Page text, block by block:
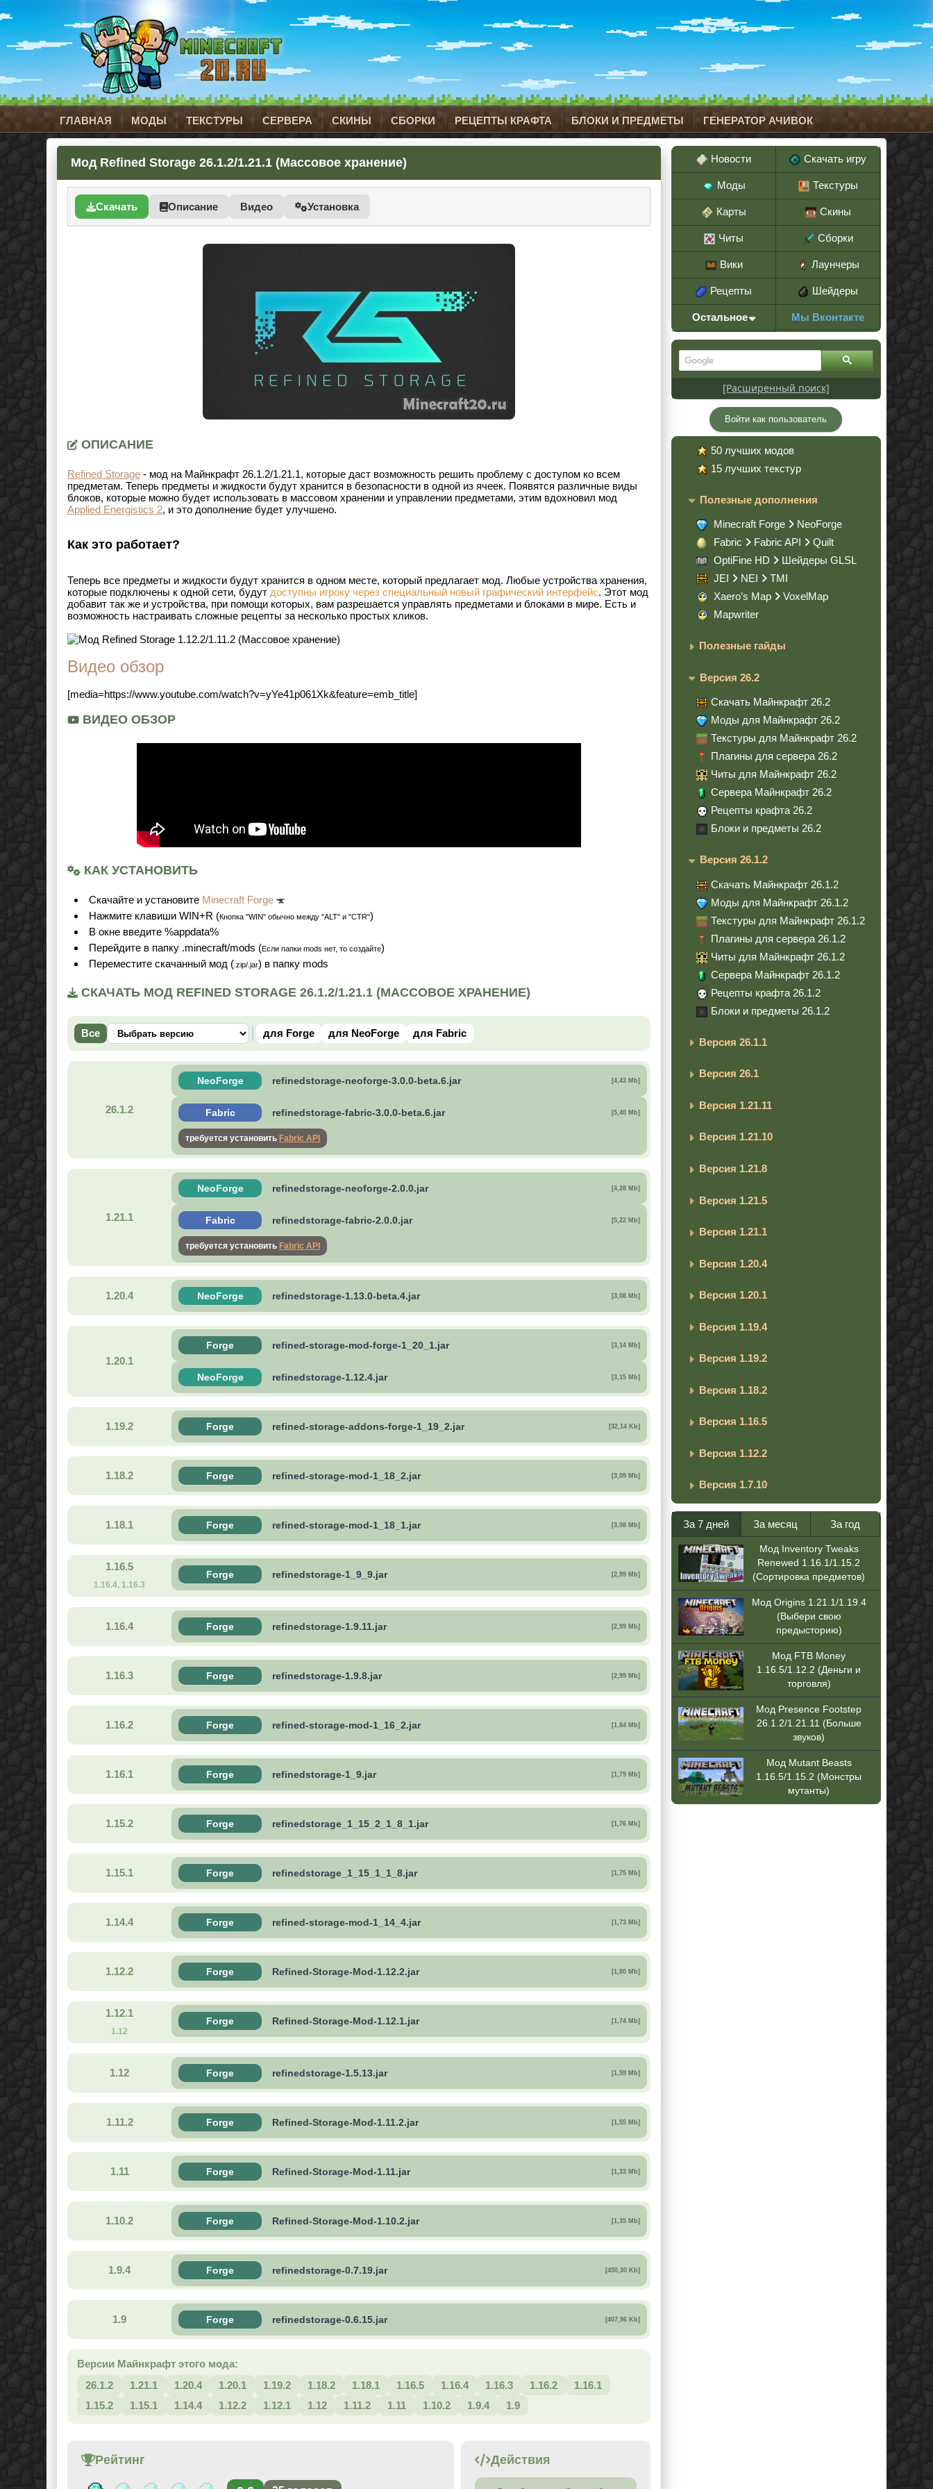
ГЛАВНАЯ МОДЫ ТЕКСТУРЫ СЕРВЕРА СКИНЫ СБОРКИ РЕЦЕПТЫ КРАФТА БЛОКИ И ПРЕДМЕТЫ ГЕНЕРАТОР АЧИВОК
Мод Refined Storage 26.1.2/1.21.1 (Массовое хранение)
Скачать Описание Видео Установка
ОПИСАНИЕ
Refined Storage - мод на Майнкрафт 26.1.2/1.21.1, которые даст возможность решить проблему с доступом ко всем
предметам. Теперь предметы и жидкости будут хранится в безопасности в одной из ячеек. Появятся различные виды
блоков, которые можно будет использовать в массовом хранении и управлении предметами, этим вдохновил мод
Applied Energistics 2, и это дополнение будет улучшено.
Как это работает?
Теперь все предметы и жидкости будут хранится в одном месте, который предлагает мод. Любые устройства хранения,
которые подключены к одной сети, будут доступны игроку через специальный новый графический интерфейс. Этот мод
добавит так же и устройства, при помощи которых, вам разрешается управлять предметами и блоками в мире. Есть и
возможность настраивать сложные рецепты за несколько простых кликов.
Видео обзор
[media=https://www.youtube.com/watch?v=yYe41p061Xk&feature=emb_title]
ВИДЕО ОБЗОР
КАК УСТАНОВИТЬ
Cкачайте и установите Minecraft Forge
Нажмите клавиши WIN+R (Кнопка "WIN" обычно между "ALT" и "CTR")
В окне введите %appdata%
Перейдите в папку .minecraft/mods (Если папки mods нет, то создайте)
Переместите скачанный мод ( .zip/.jar) в папку mods
СКАЧАТЬ МОД REFINED STORAGE 26.1.2/1.21.1 (МАССОВОЕ ХРАНЕНИЕ)
Все для Forge для NeoForge для Fabric
26.1.2
NeoForge refinedstorage-neoforge-3.0.0-beta.6.jar [4,43 Mb]
Fabric refinedstorage-fabric-3.0.0-beta.6.jar [5,40 Mb]
требуется установить Fabric API
1.21.1
NeoForge refinedstorage-neoforge-2.0.0.jar [4,28 Mb]
Fabric refinedstorage-fabric-2.0.0.jar [5,22 Mb]
требуется установить Fabric API
1.20.4 NeoForge refinedstorage-1.13.0-beta.4.jar [3,08 Mb]
1.20.1
Forge refined-storage-mod-forge-1_20_1.jar [3,14 Mb]
NeoForge refinedstorage-1.12.4.jar [3,15 Mb]
1.19.2 Forge refined-storage-addons-forge-1_19_2.jar [32,14 Kb]
1.18.2 Forge refined-storage-mod-1_18_2.jar [3,09 Mb]
1.18.1 Forge refined-storage-mod-1_18_1.jar [3,08 Mb]
1.16.5
1.16.4, 1.16.3
Forge refinedstorage-1_9_9.jar [2,99 Mb]
1.16.4 Forge refinedstorage-1.9.11.jar [2,99 Mb]
1.16.3 Forge refinedstorage-1.9.8.jar [2,99 Mb]
1.16.2 Forge refined-storage-mod-1_16_2.jar [1,84 Mb]
1.16.1 Forge refinedstorage-1_9.jar [1,79 Mb]
1.15.2 Forge refinedstorage_1_15_2_1_8_1.jar [1,76 Mb]
1.15.1 Forge refinedstorage_1_15_1_1_8.jar [1,75 Mb]
1.14.4 Forge refined-storage-mod-1_14_4.jar [1,73 Mb]
1.12.2 Forge Refined-Storage-Mod-1.12.2.jar [1,80 Mb]
1.12.1
1.12
Forge Refined-Storage-Mod-1.12.1.jar [1,74 Mb]
1.12 Forge refinedstorage-1.5.13.jar [1,59 Mb]
1.11.2 Forge Refined-Storage-Mod-1.11.2.jar [1,55 Mb]
1.11 Forge Refined-Storage-Mod-1.11.jar [1,33 Mb]
1.10.2 Forge Refined-Storage-Mod-1.10.2.jar [1,35 Mb]
1.9.4 Forge refinedstorage-0.7.19.jar [450,30 Kb]
1.9 Forge refinedstorage-0.6.15.jar [407,96 Kb]
Версии Майнкрафт этого мода:
26.1.2
1.21.1 1.20.4 1.20.1 1.19.2 1.18.2 1.18.1 1.16.5 1.16.4 1.16.3 1.16.2
1.16.1
1.15.2
1.15.1 1.14.4 1.12.2 1.12.1 1.12 1.11.2 1.11 1.10.2 1.9.4 1.9
Рейтинг Действия
Новости Скачать игру
Моды Текстуры
Карты Скины
Читы Сборки
Вики Лаунчеры
Рецепты Шейдеры
Остальное Мы Вконтакте
[Расширенный поиск]
Войти как пользователь
50 лучших модов
15 лучших текстур
Полезные дополнения
Minecraft Forge
NeoForge
Fabric
Fabric API
Quilt
OptiFine HD
Шейдеры GLSL
JEI
NEI
TMI
Xaero’s Map
VoxelMap
Mapwriter
Полезные гайды
Версия 26.2
Скачать Майнкрафт 26.2
Моды для Майнкрафт 26.2
Текстуры для Майнкрафт 26.2
Плагины для сервера 26.2
Читы для Майнкрафт 26.2
Сервера Майнкрафт 26.2
Рецепты крафта 26.2
Блоки и предметы 26.2
Версия 26.1.2
Скачать Майнкрафт 26.1.2
Моды для Майнкрафт 26.1.2
Текстуры для Майнкрафт 26.1.2
Плагины для сервера 26.1.2
Читы для Майнкрафт 26.1.2
Сервера Майнкрафт 26.1.2
Рецепты крафта 26.1.2
Блоки и предметы 26.1.2
Версия 26.1.1
Версия 26.1
Версия 1.21.11
Версия 1.21.10
Версия 1.21.8
Версия 1.21.5
Версия 1.21.1
Версия 1.20.4
Версия 1.20.1
Версия 1.19.4
Версия 1.19.2
Версия 1.18.2
Версия 1.16.5
Версия 1.12.2
Версия 1.7.10
За 7 дней За месяц За год
Мод Inventory Tweaks
Renewed 1.16.1/1.15.2
(Сортировка предметов)
Мод Origins 1.21.1/1.19.4
(Выбери свою
предысторию)
Мод FTB Money
1.16.5/1.12.2 (Деньги и
торговля)
Мод Presence Footstep
26.1.2/1.21.11 (Больше
звуков)
Мод Mutant Beasts
1.16.5/1.15.2 (Монстры
мутанты)